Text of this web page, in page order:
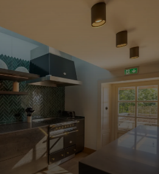
Devis en ligne